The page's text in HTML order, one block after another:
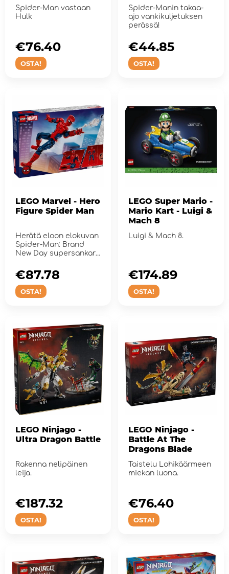
Spider-Man vastaan
Hulk
OSTA!
€76.40
Spider-Manin takaa-
ajo vankikuljetuksen
perässä!
OSTA!
€44.85
LEGO Marvel - Hero
Figure Spider Man
Herätä eloon elokuvan
Spider-Man: Brand
New Day supersankari-
OSTA!
€87.78
LEGO Super Mario -
Mario Kart - Luigi &
Mach 8
Luigi & Mach 8.
OSTA!
€174.89
LEGO Ninjago -
Ultra Dragon Battle
Rakenna nelipäinen
leija.
OSTA!
€187.32
LEGO Ninjago -
Battle At The
Dragons Blade
Taistelu Lohikäärmeen
miekan luona.
OSTA!
€76.40